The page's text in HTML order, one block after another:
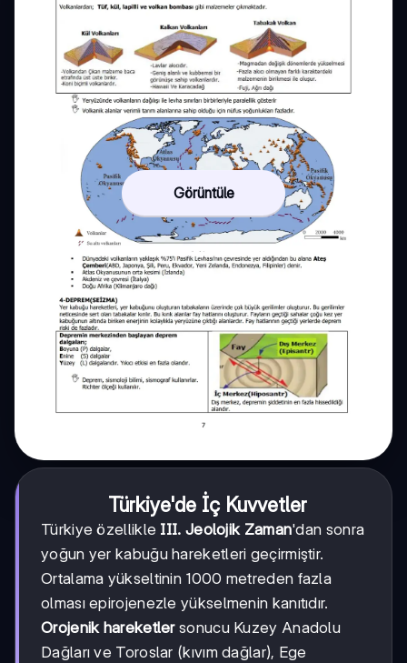
Görüntüle
Türkiye'de İç Kuvvetler
Türkiye özellikle III. Jeolojik Zaman'dan sonra
yoğun yer kabuğu hareketleri geçirmiştir.
Ortalama yükseltinin 1000 metreden fazla
olması epirojenezle yükselmenin kanıtıdır.
Orojenik hareketlersonucu Kuzey Anadolu
Dağları ve Toroslar (kıvım dağlar), Ege